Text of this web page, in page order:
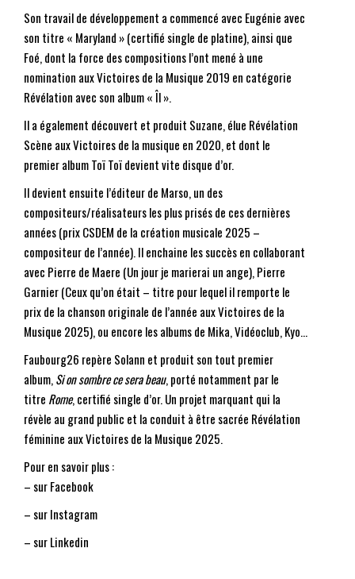
Son travail de développement a commencé avec Eugénie avec
son titre « Maryland » (certifié single de platine), ainsi que
Foé, dont la force des compositions l’ont mené à une
nomination aux Victoires de la Musique 2019 en catégorie
Révélation avec son album « Îl ».
Il a également découvert et produit Suzane, élue Révélation
Scène aux Victoires de la musique en 2020, et dont le
premier album Toï Toï devient vite disque d’or.
Il devient ensuite l’éditeur de Marso, un des
compositeurs/réalisateurs les plus prisés de ces dernières
années (prix CSDEM de la création musicale 2025 –
compositeur de l’année). Il enchaine les succès en collaborant
avec Pierre de Maere (Un jour je marierai un ange), Pierre
Garnier (Ceux qu’on était – titre pour lequel il remporte le
prix de la chanson originale de l’année aux Victoires de la
Musique 2025), ou encore les albums de Mika, Vidéoclub, Kyo…
Faubourg26 repère Solann et produit son tout premier
album,Si on sombre ce sera beau, porté notamment par le
titre Rome, certifié single d’or. Un projet marquant qui la
révèle au grand public et la conduit à être sacrée Révélation
féminine aux Victoires de la Musique 2025.
Pour en savoir plus :
– surFacebook
– surInstagram
– surLinkedin